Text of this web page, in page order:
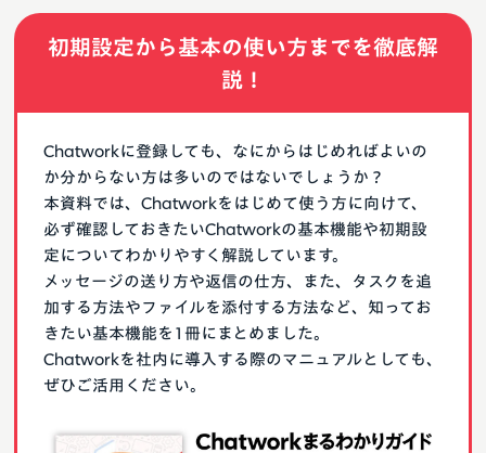
初期設定から基本の使い方までを徹底解
説！
Chatworkに登録しても、なにからはじめればよいの
か分からない方は多いのではないでしょうか？
本資料では、Chatworkをはじめて使う方に向けて、
必ず確認しておきたいChatworkの基本機能や初期設
定についてわかりやすく解説しています。
メッセージの送り方や返信の仕方、また、タスクを追
加する方法やファイルを添付する方法など、知ってお
きたい基本機能を1冊にまとめました。
Chatworkを社内に導入する際のマニュアルとしても、
ぜひご活用ください。